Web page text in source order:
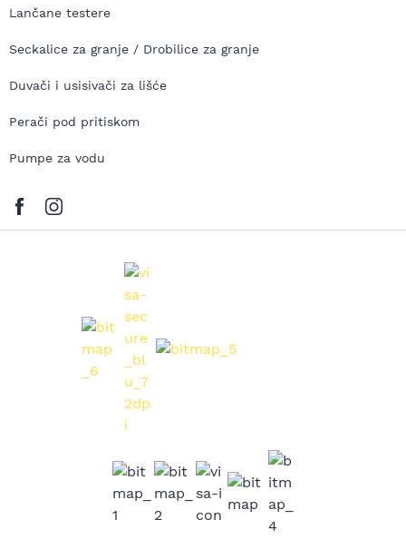
Lančane testere
Seckalice za granje / Drobilice za granje
Duvači i usisivači za lišće
Perači pod pritiskom
Pumpe za vodu